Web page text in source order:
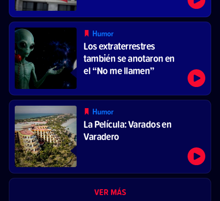
Humor
Los extraterrestres
también se anotaron en
el “No me llamen”
Humor
La Película: Varados en
Varadero
VER MÁS